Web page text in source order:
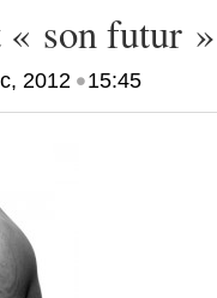
« son futur »
2012•15:45